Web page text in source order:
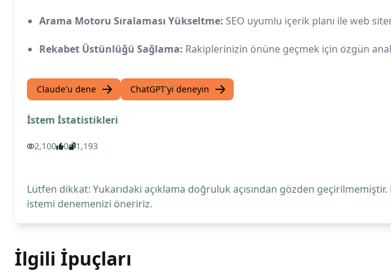
Arama Motoru Sıralaması Yükseltme: SEO uyumlu içerik planı ile web
Rekabet Üstünlüğü Sağlama: Rakiplerinizin önüne geçmek için özgün
Claude'u dene ChatGPT'yi deneyin
İstem İstatistikleri
2,100 0 1,193
Lütfen dikkat: Yukarıdaki açıklama doğruluk açısından gözden
istemi denemenizi öneririz.
İlgili İpuçları